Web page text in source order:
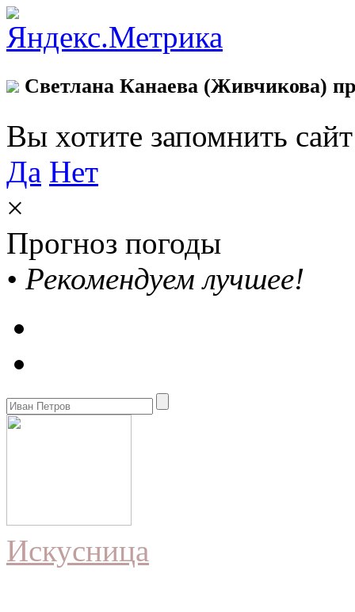
Светлана Канаева (Живчикова)
Вы хотите запомнить
Да Нет
×
Прогноз погоды
• Рекомендуем лучшее!
Искусница